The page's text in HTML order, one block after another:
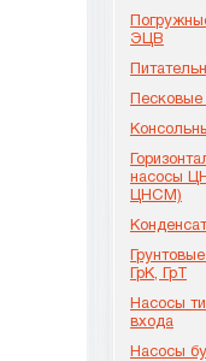
ЭЦВ
насосы
ЦНСМ)
ГрК, ГрТ
Насосы
входа
Насосы